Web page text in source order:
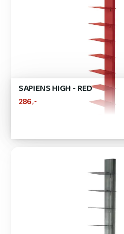
SAPIENS HIGH - RED
286,-